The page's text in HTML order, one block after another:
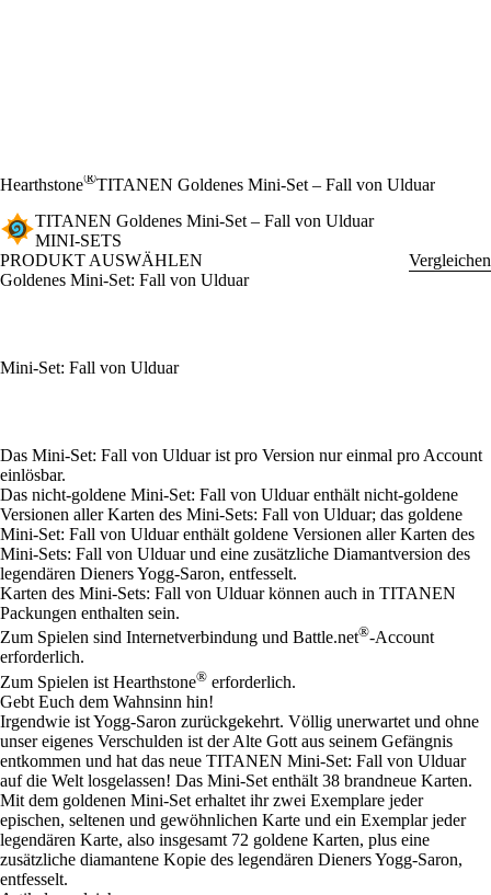
Hearthstone®TITANEN Goldenes Mini-Set – Fall von Ulduar
TITANEN Goldenes Mini-Set – Fall von Ulduar
MINI-SETS
PRODUKT AUSWÄHLEN
Vergleichen
Goldenes Mini-Set: Fall von Ulduar
Mini-Set: Fall von Ulduar
Available actions
Das Mini-Set: Fall von Ulduar ist pro Version nur einmal pro Account
einlösbar.
Das nicht-goldene Mini-Set: Fall von Ulduar enthält nicht-goldene
Versionen aller Karten des Mini-Sets: Fall von Ulduar; das goldene
Mini-Set: Fall von Ulduar enthält goldene Versionen aller Karten des
Mini-Sets: Fall von Ulduar und eine zusätzliche Diamantversion des
legendären Dieners Yogg-Saron, entfesselt.
Karten des Mini-Sets: Fall von Ulduar können auch in TITANEN
Packungen enthalten sein.
Zum Spielen sind Internetverbindung und Battle.net®-Account
erforderlich.
Zum Spielen ist Hearthstone® erforderlich.
Gebt Euch dem Wahnsinn hin!
Irgendwie ist Yogg-Saron zurückgekehrt. Völlig unerwartet und ohne
unser eigenes Verschulden ist der Alte Gott aus seinem Gefängnis
entkommen und hat das neue TITANEN Mini-Set: Fall von Ulduar
auf die Welt losgelassen! Das Mini-Set enthält 38 brandneue Karten.
Mit dem goldenen Mini-Set erhaltet ihr zwei Exemplare jeder
epischen, seltenen und gewöhnlichen Karte und ein Exemplar jeder
legendären Karte, also insgesamt 72 goldene Karten, plus eine
zusätzliche diamantene Kopie des legendären Dieners Yogg-Saron,
entfesselt.